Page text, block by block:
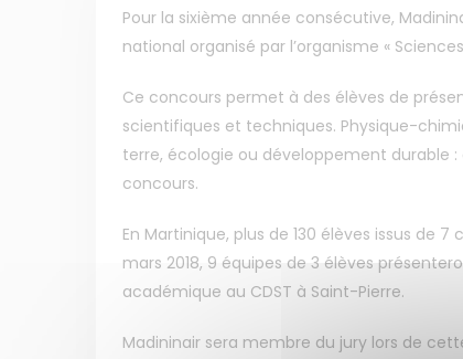
Pour la sixième année consécutive,
national organisé par l’organisme «
Ce concours permet à des élèves de
scientifiques et techniques. Physique-
terre, écologie ou développement durable
concours.
En Martinique, plus de 130 élèves issus de
mars 2018, 9 équipes de 3 élèves
académique au CDST à Saint-Pierre.
Madininair sera membre du jury lors de